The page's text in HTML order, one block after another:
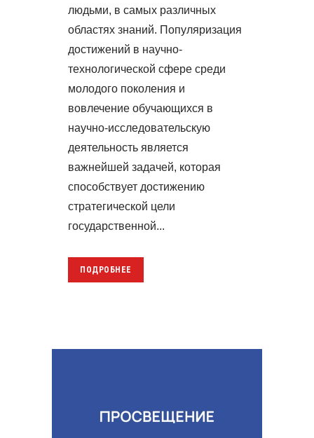
людьми, в самых различных
областях знаний. Популяризация
достижений в научно-
технологической сфере среди
молодого поколения и
вовлечение обучающихся в
научно-исследовательскую
деятельность является
важнейшей задачей, которая
способствует достижению
стратегической цели
государственной...
ПОДРОБНЕЕ